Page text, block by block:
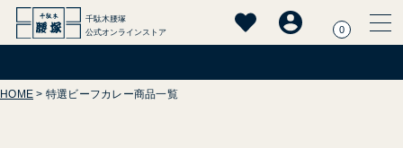
千駄木腰塚
公式オンラインストア
0
HOME 特選ビーフカレー商品一覧